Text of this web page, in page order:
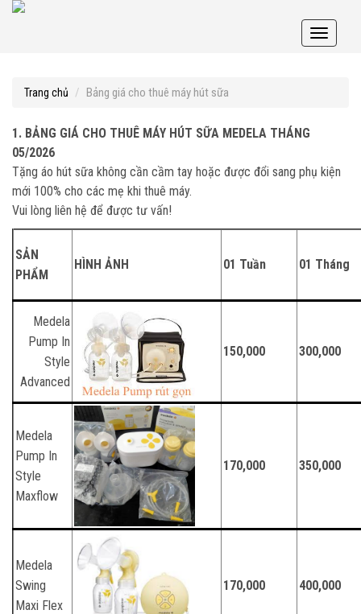
Toggle
Trang chủ Bảng giá cho thuê máy hút sữa
1. BẢNG GIÁ CHO THUÊ MÁY HÚT SỮA MEDELA THÁNG
05/2026
Tặng áo hút sữa không cần cầm tay hoặc được đổi sang phụ kiện
mới 100% cho các mẹ khi thuê máy.
Vui lòng liên hệ để được tư vấn!
SẢN
PHẨM
HÌNH ẢNH 01 Tuần 01 Tháng
Medela
Pump In
Style
Advanced
150,000 300,000
Medela
Pump In
Style
Maxflow
170,000 350,000
Medela
Swing
Maxi Flex
170,000 400,000